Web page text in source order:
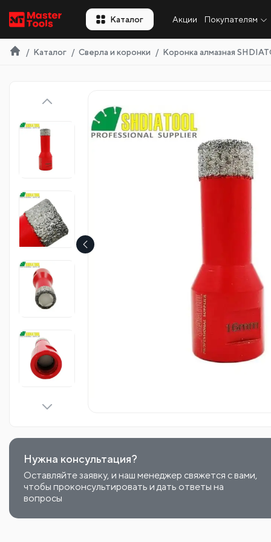
RU
Каталог Акции Покупателям
Каталог Сверла и коронки Коронка алмазная
Нужна консультация?
Оставляйте заявку, и наш менеджер свяжется с вами,
чтобы проконсультировать и дать ответы на
вопросы